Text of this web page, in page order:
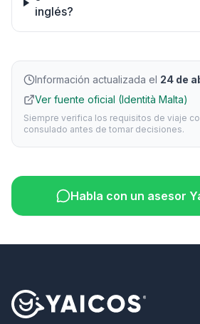
inglés?
Información actualizada el 24 de
Ver fuente oficial (Identità Malta)
Siempre verifica los requisitos de viaje
consulado antes de tomar decisiones.
Habla con un asesor